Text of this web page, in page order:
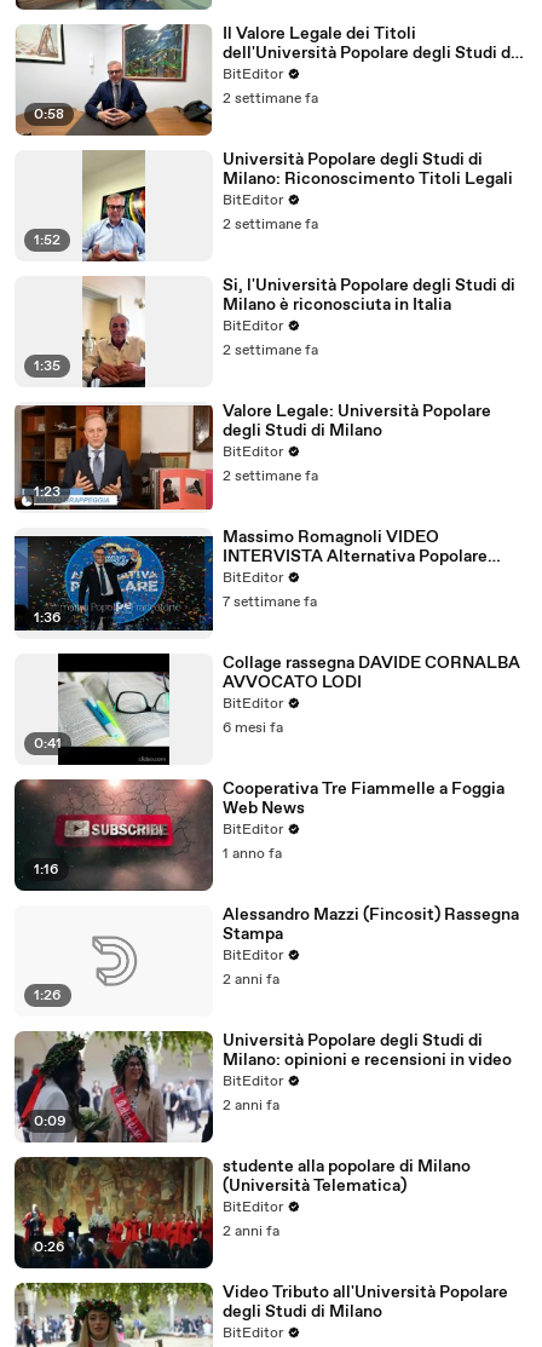
0:58
Il Valore Legale dei Titoli
dell'Università Popolare degli Studi di
Milano
BitEditor
2 settimane fa
1:52
Università Popolare degli Studi di
Milano: Riconoscimento Titoli Legali
BitEditor
2 settimane fa
1:35
Si, l'Università Popolare degli Studi di
Milano è riconosciuta in Italia
BitEditor
2 settimane fa
1:23
Valore Legale: Università Popolare
degli Studi di Milano
BitEditor
2 settimane fa
1:36
Massimo Romagnoli VIDEO
INTERVISTA Alternativa Popolare
Frankfurt Giugno 2026
BitEditor
7 settimane fa
0:41
Collage rassegna DAVIDE CORNALBA
AVVOCATO LODI
BitEditor
6 mesi fa
1:16
Cooperativa Tre Fiammelle a Foggia
Web News
BitEditor
1 anno fa
1:26
Alessandro Mazzi (Fincosit) Rassegna
Stampa
BitEditor
2 anni fa
0:09
Università Popolare degli Studi di
Milano: opinioni e recensioni in video
BitEditor
2 anni fa
0:26
studente alla popolare di Milano
(Università Telematica)
BitEditor
2 anni fa
Video Tributo all'Università Popolare
degli Studi di Milano
BitEditor